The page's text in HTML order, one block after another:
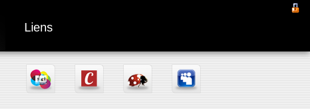
Liens